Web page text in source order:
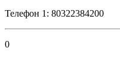
Телефон 1: 80322384200
0